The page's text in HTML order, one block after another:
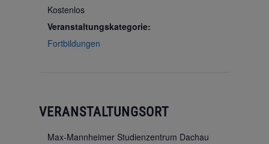
Kostenlos
Veranstaltungskategorie:
Fortbildungen
VERANSTALTUNGSORT
Max-Mannheimer Studienzentrum Dachau